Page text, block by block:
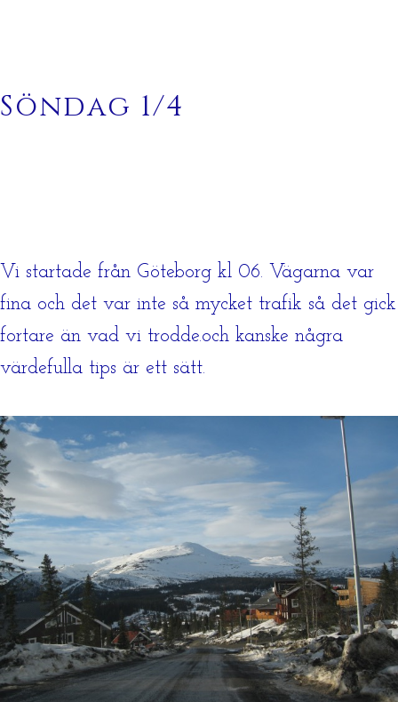
Söndag 1/4
Vi startade från Göteborg kl 06. Vägarna var
fina och det var inte så mycket trafik så det gick
fortare än vad vi trodde.och kanske några
värdefulla tips är ett sätt.